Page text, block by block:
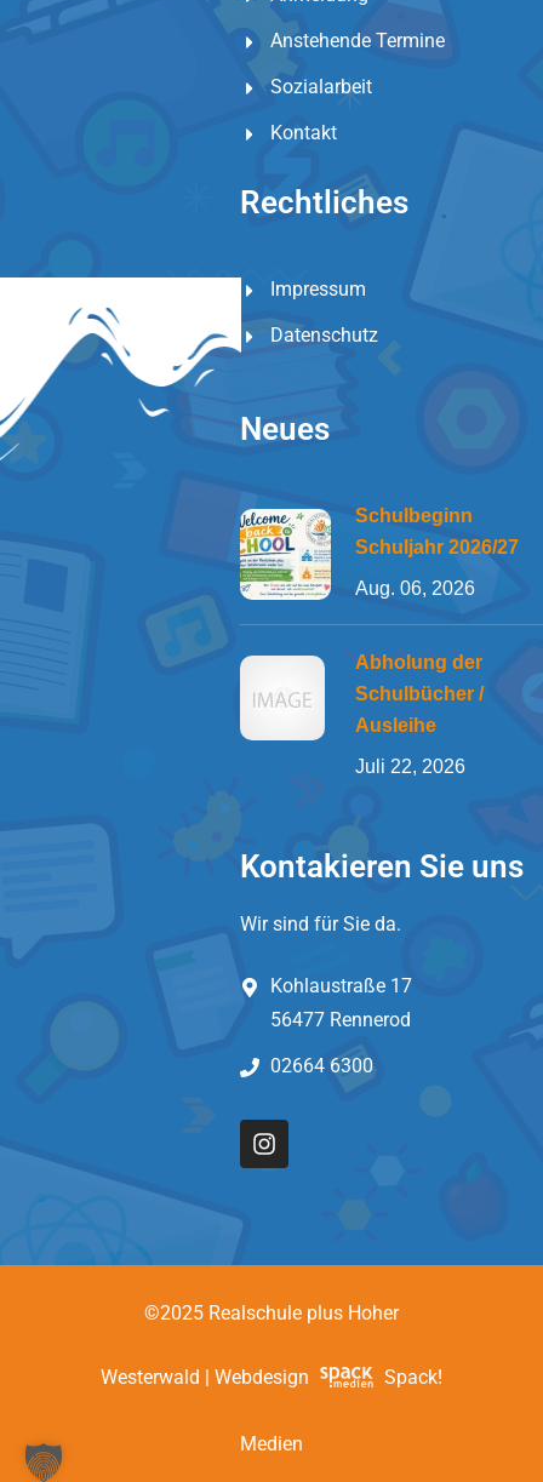
Anstehende Termine
Sozialarbeit
Kontakt
Rechtliches
Impressum
Datenschutz
Neues
Schulbeginn
Schuljahr 2026/27
Aug. 06, 2026
Abholung der
Schulbücher /
Ausleihe
Juli 22, 2026
Kontakieren Sie uns
Wir sind für Sie da.
Kohlaustraße 17
56477 Rennerod
02664 6300
©2025 Realschule plus Hoher
Westerwald | Webdesign Spack!
Medien